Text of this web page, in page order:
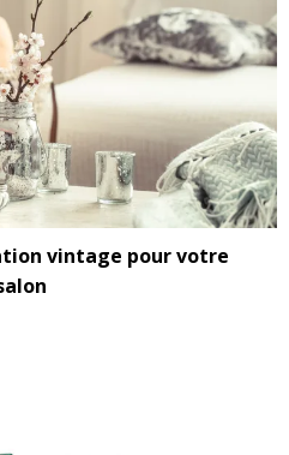
vintage pour votre